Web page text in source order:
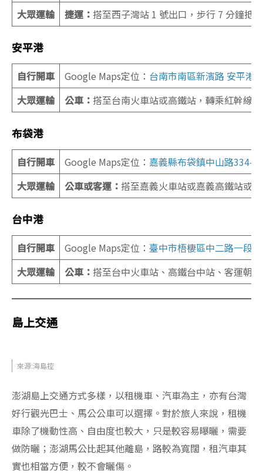
大眾運輸
捷運： 搭至西子灣站 1 號出口，步行 7 分鐘抵
安平港
自行開車 Google Maps定位： 台南市南區新濱路 安平港
大眾運輸
公車： 搭至台南火車站或高鐵站，轉乘紅幹線
布袋港
自行開車 Google Maps定位： 嘉義縣布袋鎮中山路334-1
大眾運輸
公車或客運： 搭至嘉義火車站或嘉義高鐵站或
台中港
自行開車 Google Maps定位： 臺中市梧棲區中二路一段9
大眾運輸
公車： 搭至台中火車站、高鐵台中站、客運朝
島上交通
來源:海島控
澎湖島上交通方式多樣，以租機車、汽車為主，亦有台灣
好行觀光巴士、馬公公車可以選擇。對於旅人來說，租機
車除了機動性高、自由度也較大，只是較容易曝曬，需要
做防曬；澎湖馬公比起其他離島，路較為寬闊，租汽車其
實也相當方便，較不會曬傷。